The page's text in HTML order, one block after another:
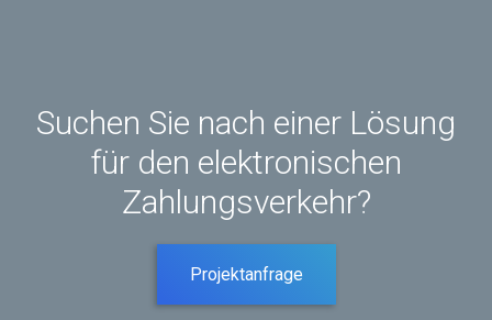
Suchen Sie nach einer Lösung
für den elektronischen
Zahlungsverkehr?
Projektanfrage